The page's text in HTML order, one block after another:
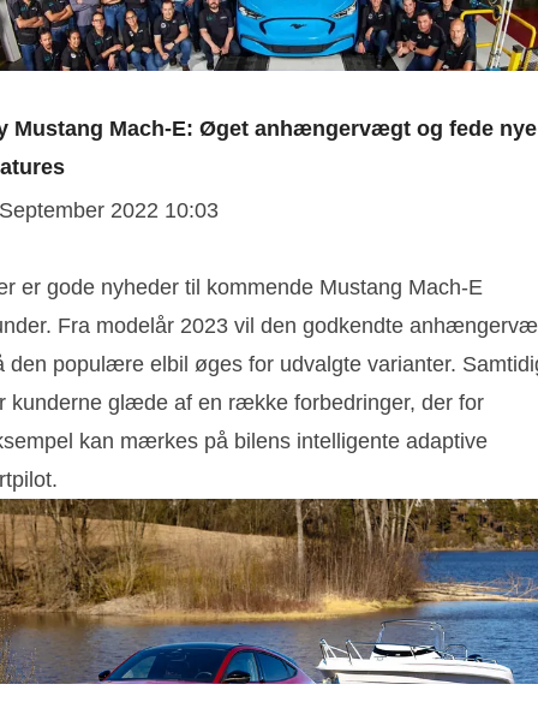
Mustang Mach-E: Øget anhængervægt og fede nye
2022 10:03
er gode nyheder til kommende Mustang Mach-E
Fra modelår 2023 vil den godkendte
den populære elbil øges for udvalgte varianter.
kunderne glæde af en række forbedringer, der for
kan mærkes på bilens intelligente adaptive